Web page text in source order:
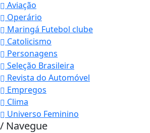
Aviação
Operário
Maringá Futebol clube
Catolicismo
Personagens
Seleção Brasileira
Revista do Automóvel
Empregos
Clima
Universo Feminino
/ Navegue